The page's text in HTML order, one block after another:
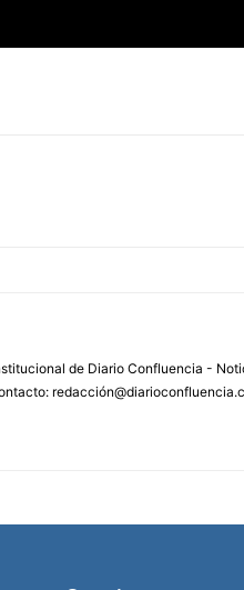
de Diario Confluencia -